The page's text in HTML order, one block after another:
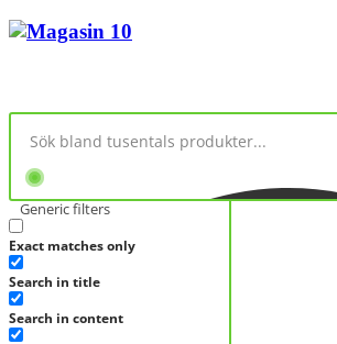
Generic filters
Exact matches only
Search in title
Search in content
KATEGORIER
FRÅGA DIREKT